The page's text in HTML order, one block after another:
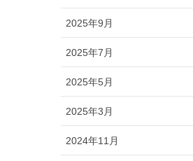
2025年9月
2025年7月
2025年5月
2025年3月
2024年11月